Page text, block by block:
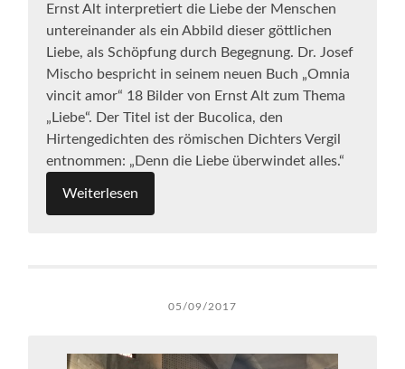
Ernst Alt interpretiert die Liebe der Menschen
untereinander als ein Abbild dieser göttlichen
Liebe, als Schöpfung durch Begegnung. Dr. Josef
Mischo bespricht in seinem neuen Buch „Omnia
vincit amor“ 18 Bilder von Ernst Alt zum Thema
„Liebe“. Der Titel ist der Bucolica, den
Hirtengedichten des römischen Dichters Vergil
entnommen: „Denn die Liebe überwindet alles.“
Weiterlesen
05/09/2017